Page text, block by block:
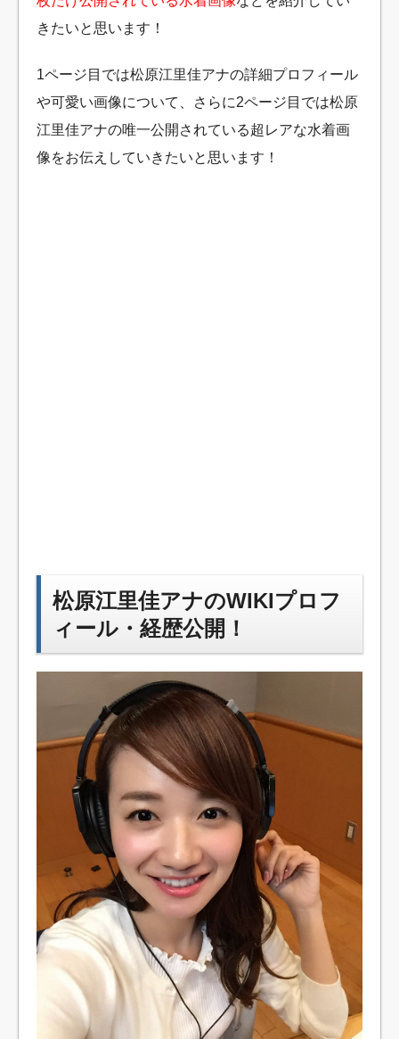
きたいと思います！
1ページ目では松原江里佳アナの詳細プロフィール
や可愛い画像について、さらに2ページ目では松原
江里佳アナの唯一公開されている超レアな水着画
像をお伝えしていきたいと思います！
松原江里佳アナのWIKIプロフ
ィール・経歴公開！